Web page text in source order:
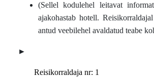
(Sellel kodulehel leitavat
ajakohastab hotell.
antud veebilehel avaldatud teabe
►
Reisikorraldaja nr: 1